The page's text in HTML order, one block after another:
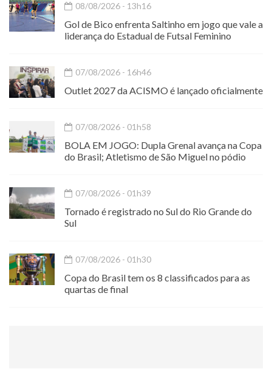
08/08/2026 - 13h16
Gol de Bico enfrenta Saltinho em jogo que vale a
liderança do Estadual de Futsal Feminino
07/08/2026 - 16h46
Outlet 2027 da ACISMO é lançado oficialmente
07/08/2026 - 01h58
BOLA EM JOGO: Dupla Grenal avança na Copa
do Brasil; Atletismo de São Miguel no pódio
07/08/2026 - 01h39
Tornado é registrado no Sul do Rio Grande do
Sul
07/08/2026 - 01h30
Copa do Brasil tem os 8 classificados para as
quartas de final